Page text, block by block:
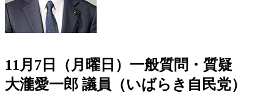
11月7日（月曜日）一般質問・質疑
大瀧愛一郎 議員（いばらき自民党）